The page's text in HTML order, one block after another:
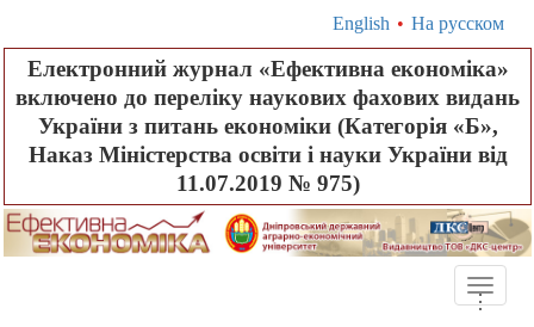
English • На русском
Електронний журнал «Ефективна економіка»
включено до переліку наукових фахових видань
України з питань економіки (Категорія «Б»,
Наказ Міністерства освіти і науки України від
11.07.2019 № 975)
Toggle
...